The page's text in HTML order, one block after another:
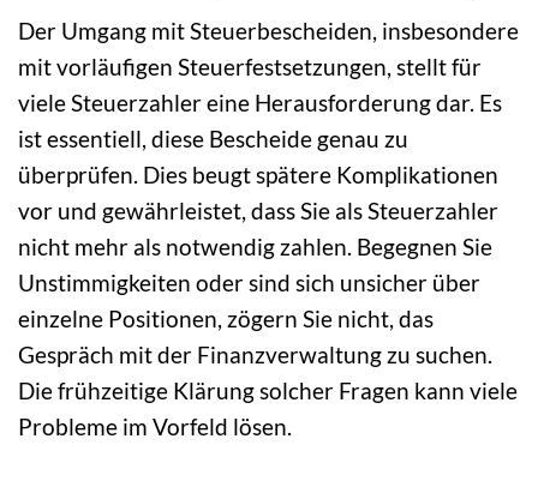
Der Umgang mit Steuerbescheiden, insbesondere
mit vorläufigen Steuerfestsetzungen, stellt für
viele Steuerzahler eine Herausforderung dar. Es
ist essentiell, diese Bescheide genau zu
überprüfen. Dies beugt spätere Komplikationen
vor und gewährleistet, dass Sie als Steuerzahler
nicht mehr als notwendig zahlen. Begegnen Sie
Unstimmigkeiten oder sind sich unsicher über
einzelne Positionen, zögern Sie nicht, das
Gespräch mit der Finanzverwaltung zu suchen.
Die frühzeitige Klärung solcher Fragen kann viele
Probleme im Vorfeld lösen.